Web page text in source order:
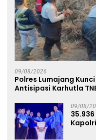
09/08/2026
Polres Lumajang
Antisipasi Karhutla
09/08/